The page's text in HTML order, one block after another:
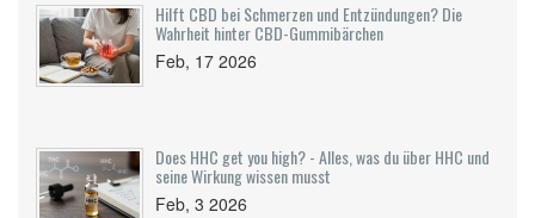
Hilft CBD bei Schmerzen und Entzündungen? Die
Wahrheit hinter CBD-Gummibärchen
Feb, 17 2026
Does HHC get you high? - Alles, was du über HHC und
seine Wirkung wissen musst
Feb, 3 2026